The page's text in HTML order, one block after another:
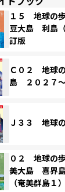
１５ 地球の
豆大島 利島
訂版
Ｃ０２ 地球
島 ２０２７
Ｊ３３ 地球
０２ 地球の
美大島 喜界
（奄美群島